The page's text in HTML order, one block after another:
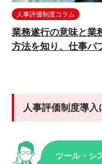
人事評価制度コラム
業務遂行の意味と業
方法を知り、仕事パ
人事評価制度導
ツール・シ